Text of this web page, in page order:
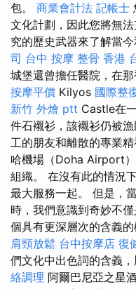
包。 商業會計法 記帳士
文化計劃，因此您將無
究的歷史武器來了解當今
司 台中 按摩 整骨 香港
城堡還曾擔任醫院，在
按摩平價 Kilyos 國際整
新竹 外燴 ptt Castle在
件石襯衫，該襯衫仍被
工的朋友和離散的專業
哈機場（Doha Airport
組織。 在沒有此的情況
最大服務一起。 但是，
時，我們意識到奇妙不
個具有更深層次的含義的
肩頸放鬆 台中按摩店 復
們文化中出色詞的含義，
絡調理 阿爾巴尼亞之星